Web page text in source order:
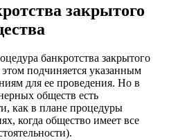
закрытого
банкротства закрытого
подчиняется указанным
для ее проведения. Но в
обществ есть
как в плане процедуры
когда общество имеет все